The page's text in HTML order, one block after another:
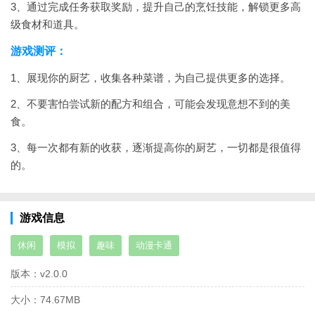
3、通过完成任务获取奖励，提升自己的烹饪技能，解锁更多高
级食材和道具。
游戏测评：
1、展现你的厨艺，收集各种菜谱，为自己提供更多的选择。
2、不要害怕尝试新的配方和组合，可能会发现意想不到的美
食。
3、每一次都有新的收获，逐渐提高你的厨艺，一切都是很值得
的。
游戏信息
休闲 模拟 趣味 动漫卡通
版本： v2.0.0
大小： 74.67MB